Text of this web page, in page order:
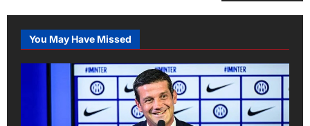
You May Have Missed